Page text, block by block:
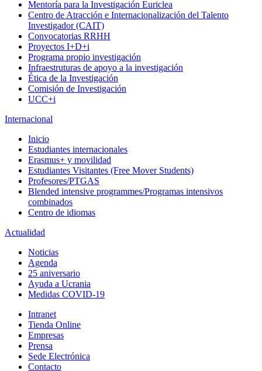
Mentoría para la Investigación Euriclea
Centro de Atracción e Internacionalización del Talento
Investigador (CAIT)
Convocatorias RRHH
Proyectos I+D+i
Programa propio investigación
Infraestruturas de apoyo a la investigación
Ética de la Investigación
Comisión de Investigación
UCC+i
Internacional
Inicio
Estudiantes internacionales
Erasmus+ y movilidad
Estudiantes Visitantes (Free Mover Students)
Profesores/PTGAS
Blended intensive programmes/Programas intensivos
combinados
Centro de idiomas
Actualidad
Noticias
Agenda
25 aniversario
Ayuda a Ucrania
Medidas COVID-19
Intranet
Tienda Online
Empresas
Prensa
Sede Electrónica
Contacto